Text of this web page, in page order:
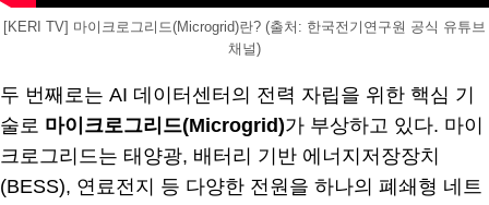
[KERI TV] 마이크로그리드(Microgrid)란? (출처: 한국전기연구원 공식 유튜브
채널)
두 번째로는 AI 데이터센터의 전력 자립을 위한 핵심 기
술로 마이크로그리드(Microgrid)가 부상하고 있다. 마이
크로그리드는 태양광, 배터리 기반 에너지저장장치
(BESS), 연료전지 등 다양한 전원을 하나의 폐쇄형 네트